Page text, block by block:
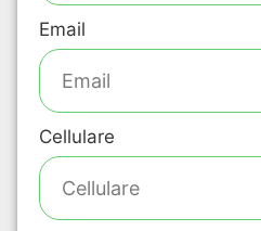
Email
Cellulare